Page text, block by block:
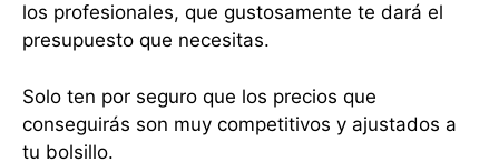
los profesionales, que gustosamente te dará el
presupuesto que necesitas.
Solo ten por seguro que los precios que
conseguirás son muy competitivos y ajustados a
tu bolsillo.